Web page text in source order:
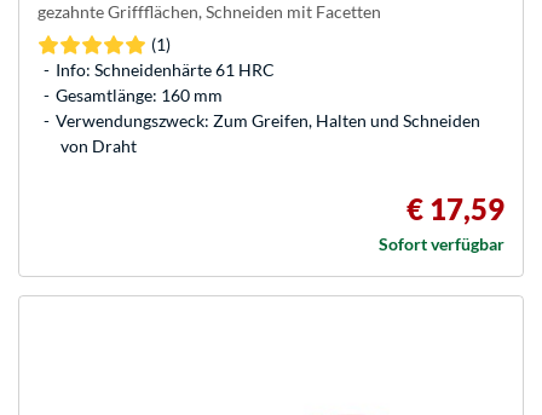
gezahnte Griffflächen, Schneiden mit Facetten
(1)
Info: Schneidenhärte 61 HRC
Gesamtlänge: 160 mm
Verwendungszweck: Zum Greifen, Halten und Schneiden
von Draht
€ 17,59
Sofort verfügbar